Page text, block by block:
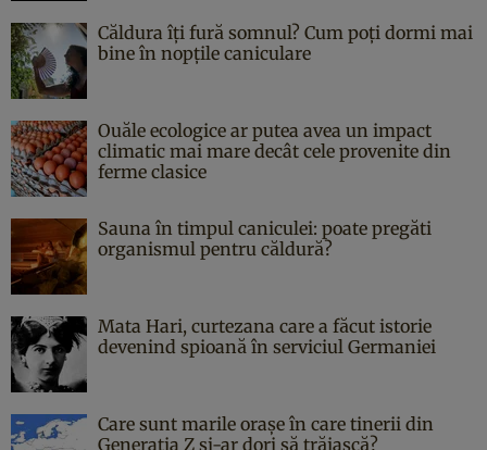
Căldura îți fură somnul? Cum poți dormi mai
bine în nopțile caniculare
Ouăle ecologice ar putea avea un impact
climatic mai mare decât cele provenite din
ferme clasice
Sauna în timpul caniculei: poate pregăti
organismul pentru căldură?
Mata Hari, curtezana care a făcut istorie
devenind spioană în serviciul Germaniei
Care sunt marile orașe în care tinerii din
Generația Z și-ar dori să trăiască?